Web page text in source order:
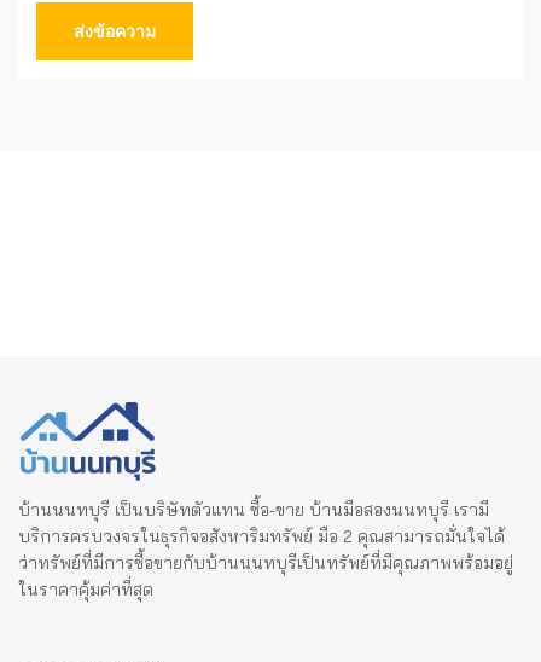
ส่งข้อความ
บ้านนนทบุรี เป็นบริษัทตัวแทน ซื้อ-ขาย บ้านมือสองนนทบุรี เรามี
บริการครบวงจรในธุรกิจอสังหาริมทรัพย์ มือ 2 คุณสามารถมั่นใจได้
ว่าทรัพย์ที่มีการซื้อขายกับบ้านนนทบุรีเป็นทรัพย์ที่มีคุณภาพพร้อมอยู่
ในราคาคุ้มค่าที่สุด